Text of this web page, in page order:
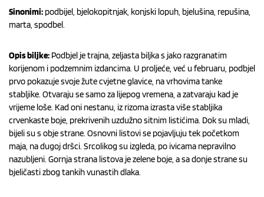
Sinonimi: podbijel, bjelokopitnjak, konjski lopuh, bjelušina, repušina,
marta, spodbel.
Opis biljke: Podbjel je trajna, zeljasta biljka s jako razgranatim
korijenom i podzemnim izdancima. U proljeće, već u februaru, podbjel
prvo pokazuje svoje žute cvjetne glavice, na vrhovima tanke
stabljike. Otvaraju se samo za lijepog vremena, a zatvaraju kad je
vrijeme loše. Kad oni nestanu, iz rizoma izrasta više stabljika
crvenkaste boje, prekrivenih uzdužno sitnim listićima. Dok su mladi,
bijeli su s obje strane. Osnovni listovi se pojavljuju tek početkom
maja, na dugoj dršci. Srcolikog su izgleda, po ivicama nepravilno
nazubljeni. Gornja strana listova je zelene boje, a sa donje strane su
bjeličasti zbog tankih vunastih dlaka.